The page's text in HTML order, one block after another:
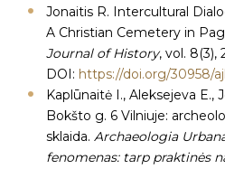
Jonaitis R. Intercultural
A Christian Cemetery in
Journal of History, vol. 8(3),
DOI: https://doi.org/30958/
Kaplūnaitė I., Aleksejeva E.,
Bokšto g. 6 Vilniuje:
sklaida. Archaeologia
fenomenas: tarp praktinės